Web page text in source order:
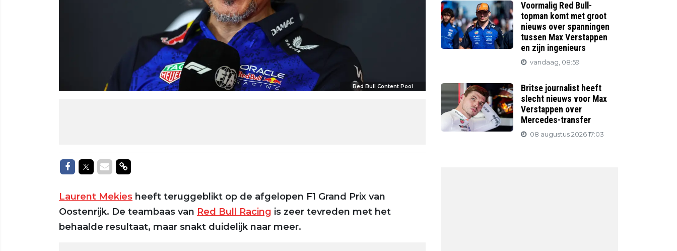
Red Bull Content Pool
Delen op Facebook
Delen op Twitter
Delen via Mail
Delen via link
Laurent Mekies heeft teruggeblikt op de afgelopen F1 Grand Prix van
Oostenrijk. De teambaas van Red Bull Racing is zeer tevreden met het
behaalde resultaat, maar snakt duidelijk naar meer.
Voormalig Red Bull-
topman komt met groot
nieuws over spanningen
tussen Max Verstappen
en zijn ingenieurs
vandaag, 08:59
Britse journalist heeft
slecht nieuws voor Max
Verstappen over
Mercedes-transfer
08 augustus 2026 17:03